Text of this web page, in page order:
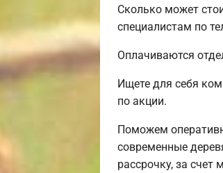
Сколько может
специалистам по
Оплачиваются
Ищете для себя
по акции.
Поможем
современные
рассрочку, за счет